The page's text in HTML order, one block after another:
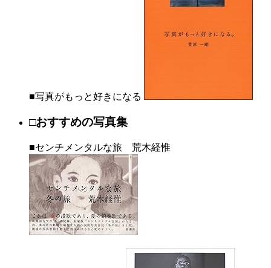
■写真がもっと好きになる
□おすすめの写真集
■センチメンタルな旅 荒木経惟